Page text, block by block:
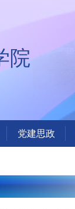
院
党建思政